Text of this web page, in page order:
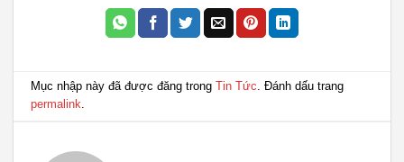
Mục nhập này đã được đăng trongTin Tức. Đánh dấu trang
permalink.